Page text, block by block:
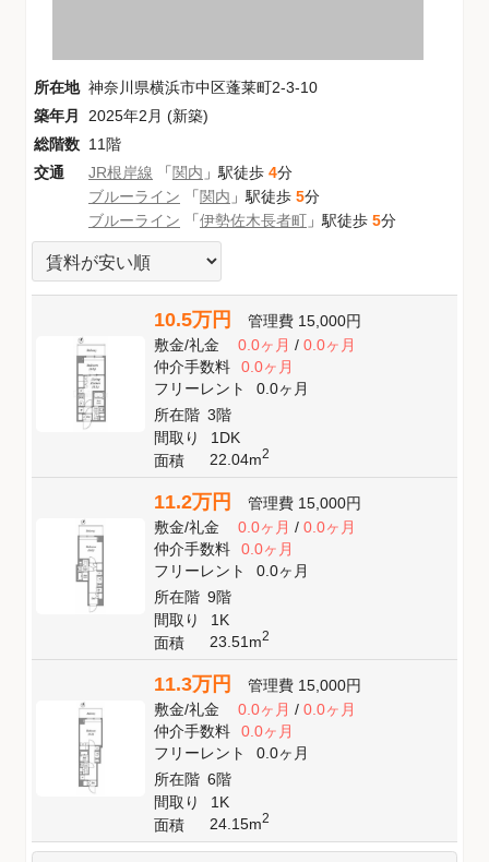
所在地 神奈川県横浜市中区蓬莱町2-3-10
築年月
2025年2月 (新築)
総階数 11階
交通
JR根岸線 「関内 」駅徒歩 4分
ブルーライン 「関内 」駅徒歩 5分
ブルーライン 「伊勢佐木長者町 」駅徒歩 5分
10.5万円 管理費 15,000円
敷金/礼金 0.0ヶ月/ 0.0ヶ月
仲介手数料
0.0ヶ月
フリーレント
0.0ヶ月
所在階 3階
間取り
1DK
面積
22.04m2
11.2万円 管理費 15,000円
敷金/礼金 0.0ヶ月/ 0.0ヶ月
仲介手数料
0.0ヶ月
フリーレント
0.0ヶ月
所在階 9階
間取り
1K
面積
23.51m2
11.3万円 管理費 15,000円
敷金/礼金 0.0ヶ月/ 0.0ヶ月
仲介手数料
0.0ヶ月
フリーレント
0.0ヶ月
所在階 6階
間取り
1K
面積
24.15m2